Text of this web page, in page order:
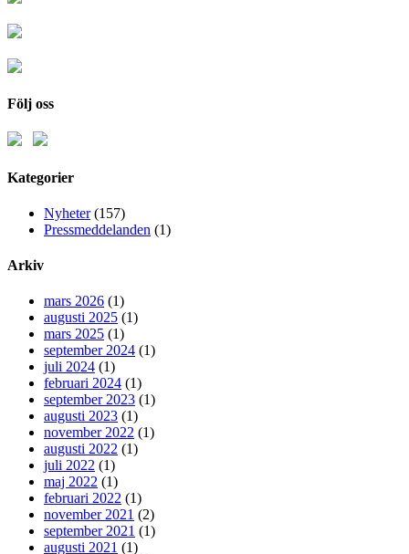
Följ oss
Kategorier
Nyheter(157)
Pressmeddelanden (1)
Arkiv
mars 2026 (1)
augusti 2025 (1)
mars 2025 (1)
september 2024 (1)
juli 2024 (1)
februari 2024 (1)
september 2023 (1)
augusti 2023 (1)
november 2022 (1)
augusti 2022 (1)
juli 2022 (1)
maj 2022 (1)
februari 2022 (1)
november 2021 (2)
september 2021 (1)
augusti 2021 (1)